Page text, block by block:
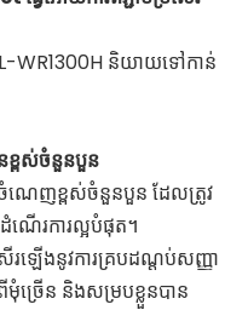
WR1300H និយាយទៅកាន់
ខ្ពស់​ចំនួន​បួន
ណេញខ្ពស់ចំនួនបួន ដែលត្រូវ
ណើរការល្អបំផុត។
រឡើងនូវការគ្របដណ្តប់សញ្ញា
មុំច្រើន និងសម្របខ្លួនបាន